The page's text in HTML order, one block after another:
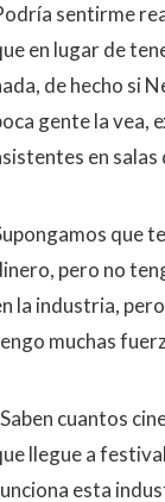
sentirme
en lugar de
de hecho si
gente la vea,
en salas
que
pero no
la industria,
muchas
cuantos
llegue a
esta